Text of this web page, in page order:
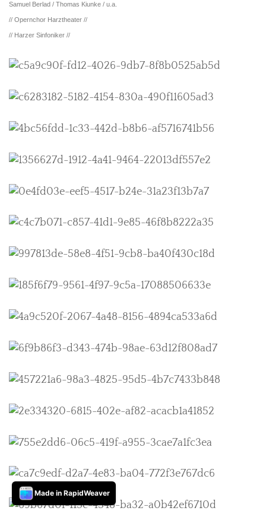
Samuel Berlad / Thomas Kiunke / u.a.
// Opernchor Harztheater //
// Harzer Sinfoniker //
Made in RapidWeaver